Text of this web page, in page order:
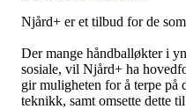
Njård+ er et tilbud for de
Der mange håndballøkter i
sosiale, vil Njård+ ha
gir muligheten for å terpe på
teknikk, samt omsette dette